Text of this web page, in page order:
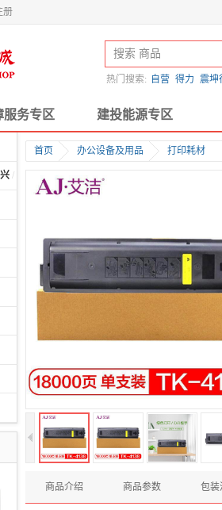
册
热门搜索: 自营 得力 震坤
服务专区 建投能源专区
/ 计算机及配件
首页 办公设备及用品 打印耗材
商品介绍 商品参数 包装